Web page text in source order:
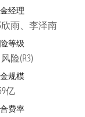
经理
雨、李泽南
等级
险(R3)
规模
亿
费率